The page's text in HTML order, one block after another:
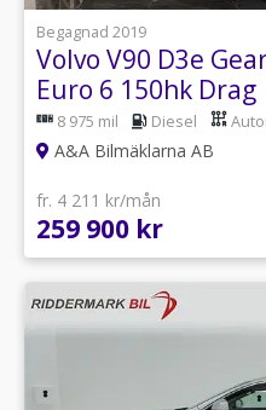
Begagnad 2019
Volvo V90 D3e
Euro 6 150hk Drag
8 975 mil Diesel
A&A Bilmäklarna AB
fr. 4 211 kr/mån
259 900 kr